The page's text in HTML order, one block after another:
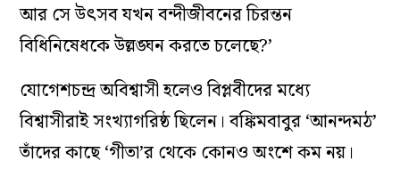
আর সে উৎসব যখন বন্দীজীবনের চিরন্তন
বিধিনিষেধকে উল্লঙ্ঘন করতে চলেছে?’
যোগেশচন্দ্র অবিশ্বাসী হলেও বিপ্লবীদের মধ্যে
বিশ্বাসীরাই সংখ্যাগরিষ্ঠ ছিলেন। বঙ্কিমবাবুর ‘আনন্দমঠ’
তাঁদের কাছে ‘গীতা’র থেকে কোনও অংশে কম নয়।